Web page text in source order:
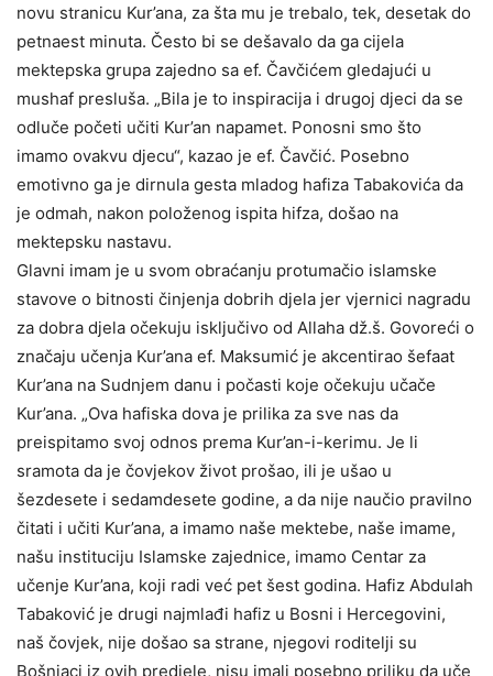
novu stranicu Kur’ana, za šta mu je trebalo, tek, desetak do
petnaest minuta. Često bi se dešavalo da ga cijela
mektepska grupa zajedno sa ef. Čavčićem gledajući u
mushaf presluša. „Bila je to inspiracija i drugoj djeci da se
odluče početi učiti Kur’an napamet. Ponosni smo što
imamo ovakvu djecu“, kazao je ef. Čavčić. Posebno
emotivno ga je dirnula gesta mladog hafiza Tabakovića da
je odmah, nakon položenog ispita hifza, došao na
mektepsku nastavu.
Glavni imam je u svom obraćanju protumačio islamske
stavove o bitnosti činjenja dobrih djela jer vjernici nagradu
za dobra djela očekuju isključivo od Allaha dž.š. Govoreći o
značaju učenja Kur’ana ef. Maksumić je akcentirao šefaat
Kur’ana na Sudnjem danu i počasti koje očekuju učače
Kur’ana. „Ova hafiska dova je prilika za sve nas da
preispitamo svoj odnos prema Kur’an-i-kerimu. Je li
sramota da je čovjekov život prošao, ili je ušao u
šezdesete i sedamdesete godine, a da nije naučio pravilno
čitati i učiti Kur’ana, a imamo naše mektebe, naše imame,
našu instituciju Islamske zajednice, imamo Centar za
učenje Kur’ana, koji radi već pet šest godina. Hafiz Abdulah
Tabaković je drugi najmlađi hafiz u Bosni i Hercegovini,
naš čovjek, nije došao sa strane, njegovi roditelji su
Bošnjaci iz ovih predjele, nisu imali posebno priliku da uče